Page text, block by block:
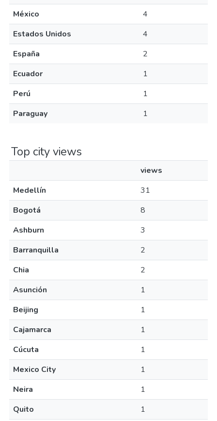
México
4
Estados Unidos
4
España
2
Ecuador
1
Perú
1
Paraguay
1
Top city views
views
Medellín
31
Bogotá
8
Ashburn
3
Barranquilla
2
Chia
2
Asunción
1
Beijing
1
Cajamarca
1
Cúcuta
1
Mexico City
1
Neira
1
Quito
1